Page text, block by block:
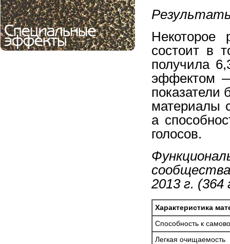
Некоторое
состоит в
получила
эффектом —
материалы
а
голосов.
2013 г. (364
Характеристика
Способность к
Легкая очищаемость